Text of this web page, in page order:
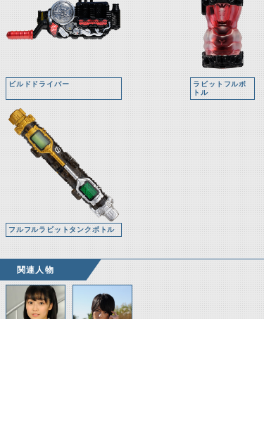
ビルドドライバー
ラビットフルボ
トル
フルフルラビットタンクボトル
関連人物